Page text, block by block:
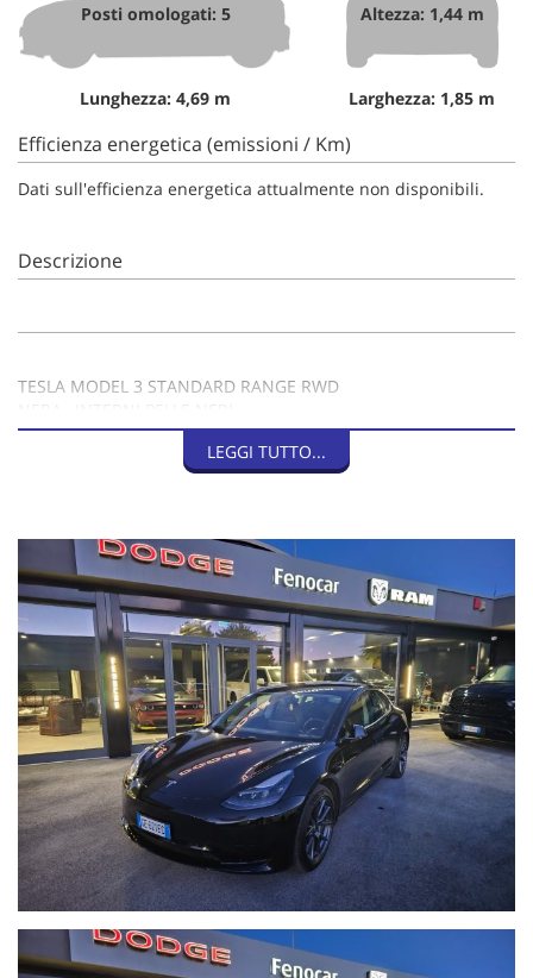
Posti omologati: 5
Lunghezza: 4,69 m
Altezza: 1,44 m
Larghezza: 1,85 m
Efficienza energetica (emissioni / Km)
Dati sull'efficienza energetica attualmente non disponibili.
Descrizione
TESLA MODEL 3 STANDARD RANGE RWD
LEGGI TUTTO...